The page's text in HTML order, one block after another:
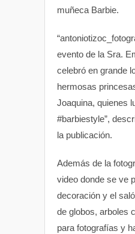
muñeca Barbie.
evento de la Sra.
celebró en grande
hermosas
Joaquina, quienes
#barbiestyle”,
la publicación.
Además de la
video donde se ve
decoración y el
de globos, arboles
para fotografías y